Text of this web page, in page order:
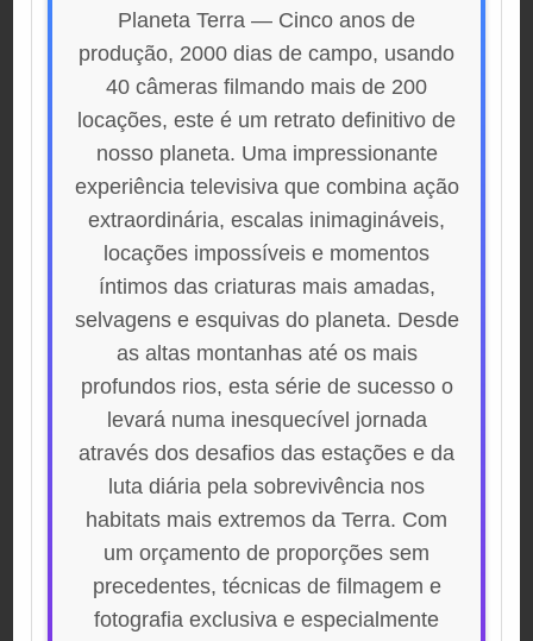
Planeta Terra — Cinco anos de
produção, 2000 dias de campo, usando
40 câmeras filmando mais de 200
locações, este é um retrato definitivo de
nosso planeta. Uma impressionante
experiência televisiva que combina ação
extraordinária, escalas inimagináveis,
locações impossíveis e momentos
íntimos das criaturas mais amadas,
selvagens e esquivas do planeta. Desde
as altas montanhas até os mais
profundos rios, esta série de sucesso o
levará numa inesquecível jornada
através dos desafios das estações e da
luta diária pela sobrevivência nos
habitats mais extremos da Terra. Com
um orçamento de proporções sem
precedentes, técnicas de filmagem e
fotografia exclusiva e especialmente